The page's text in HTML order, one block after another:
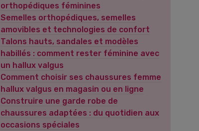
orthopédiques féminines
Semelles orthopédiques, semelles
amovibles et technologies de confort
Talons hauts, sandales et modèles
habillés : comment rester féminine avec
un hallux valgus
Comment choisir ses chaussures femme
hallux valgus en magasin ou en ligne
Construire une garde robe de
chaussures adaptées : du quotidien aux
occasions spéciales